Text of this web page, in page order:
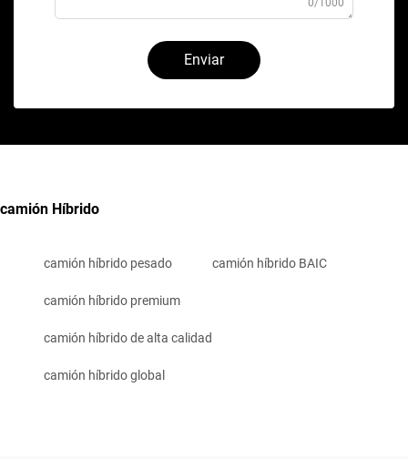
0/1000
Enviar
camión Híbrido
camión híbrido pesado camión híbrido BAIC
camión híbrido premium
camión híbrido de alta calidad
camión híbrido global